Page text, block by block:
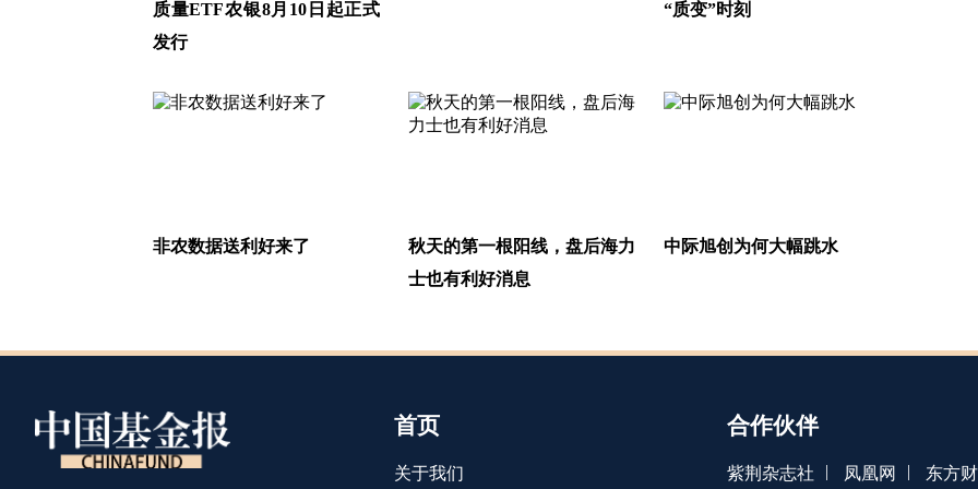
质量ETF农银8月10日起正式
发行
“质变”时刻
非农数据送利好来了
秋天的第一根阳线，盘后海力
士也有利好消息
中际旭创为何大幅跳水
首页
关于我们
合作伙伴
紫荆杂志社 | 凤凰网 | 东方